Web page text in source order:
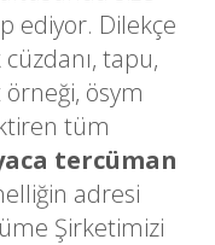
ediyor. Dilekçe
tapu,
ösym
tüm
tercüman
adresi
Şirketimizi